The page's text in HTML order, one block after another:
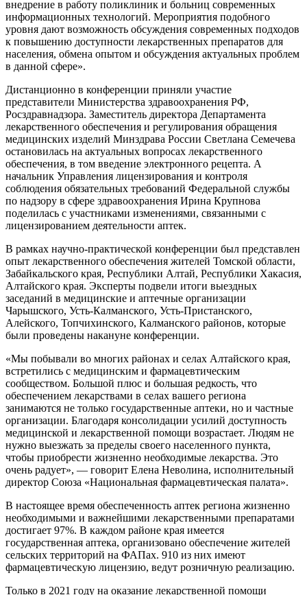
внедрение в работу поликлиник и больниц современных
информационных технологий. Мероприятия подобного
уровня дают возможность обсуждения современных подходов
к повышению доступности лекарственных препаратов для
населения, обмена опытом и обсуждения актуальных проблем
в данной сфере».
Дистанционно в конференции приняли участие
представители Министерства здравоохранения РФ,
Росздравнадзора. Заместитель директора Департамента
лекарственного обеспечения и регулирования обращения
медицинских изделий Минздрава России Светлана Семечева
остановилась на актуальных вопросах лекарственного
обеспечения, в том введение электронного рецепта. А
начальник Управления лицензирования и контроля
соблюдения обязательных требований Федеральной службы
по надзору в сфере здравоохранения Ирина Крупнова
поделилась с участниками изменениями, связанными с
лицензированием деятельности аптек.
В рамках научно-практической конференции был представлен
опыт лекарственного обеспечения жителей Томской области,
Забайкальского края, Республики Алтай, Республики Хакасия,
Алтайского края. Эксперты подвели итоги выездных
заседаний в медицинские и аптечные организации
Чарышского, Усть-Калманского, Усть-Пристанского,
Алейского, Топчихинского, Калманского районов, которые
были проведены накануне конференции.
«Мы побывали во многих районах и селах Алтайского края,
встретились с медицинским и фармацевтическим
сообществом. Большой плюс и большая редкость, что
обеспечением лекарствами в селах вашего региона
занимаются не только государственные аптеки, но и частные
организации. Благодаря консолидации усилий доступность
медицинской и лекарственной помощи возрастает. Людям не
нужно выезжать за пределы своего населенного пункта,
чтобы приобрести жизненно необходимые лекарства. Это
очень радует», — говорит Елена Неволина, исполнительный
директор Союза «Национальная фармацевтическая палата».
В настоящее время обеспеченность аптек региона жизненно
необходимыми и важнейшими лекарственными препаратами
достигает 97%. В каждом районе края имеется
государственная аптека, организовано обеспечение жителей
сельских территорий на ФАПах. 910 из них имеют
фармацевтическую лицензию, ведут розничную реализацию.
Только в 2021 году на оказание лекарственной помощи